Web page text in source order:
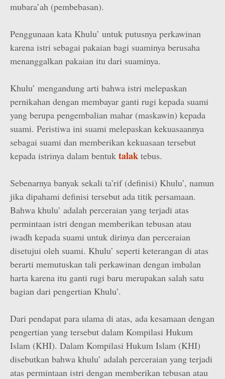
mubara’ah (pembebasan).
Penggunaan kata Khulu’ untuk putusnya perkawinan
karena istri sebagai pakaian bagi suaminya berusaha
menanggalkan pakaian itu dari suaminya.
Khulu’ mengandung arti bahwa istri melepaskan
pernikahan dengan membayar ganti rugi kepada suami
yang berupa pengembalian mahar (maskawin) kepada
suami. Peristiwa ini suami melepaskan kekuasaannya
sebagai suami dan memberikan kekuasaan tersebut
kepada istrinya dalam bentuk talak tebus.
Sebenarnya banyak sekali ta’rif (definisi) Khulu’, namun
jika dipahami definisi tersebut ada titik persamaan.
Bahwa khulu’ adalah perceraian yang terjadi atas
permintaan istri dengan memberikan tebusan atau
iwadh kepada suami untuk dirinya dan perceraian
disetujui oleh suami. Khulu’ seperti keterangan di atas
berarti memutuskan tali perkawinan dengan imbalan
harta karena itu ganti rugi baru merupakan salah satu
bagian dari pengertian Khulu’.
Dari pendapat para ulama di atas, ada kesamaan dengan
pengertian yang tersebut dalam Kompilasi Hukum
Islam (KHI). Dalam Kompilasi Hukum Islam (KHI)
disebutkan bahwa khulu’ adalah perceraian yang terjadi
atas permintaan istri dengan memberikan tebusan atau